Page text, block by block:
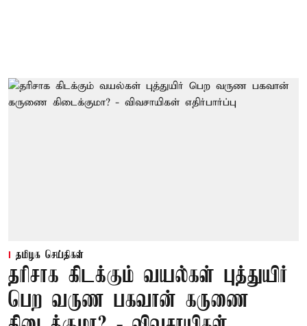
தமிழக செய்திகள்
தரிசாக கிடக்கும் வயல்கள் புத்துயிர்
பெற வருண பகவான் கருணை